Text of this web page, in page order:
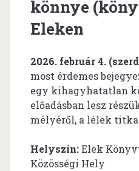
könnye
Eleken
2026. február 4.
most érdemes
egy kihagyhatatlan
előadásban lesz
mélyéről, a lélek
Helyszín:Elek
Közösségi Hely